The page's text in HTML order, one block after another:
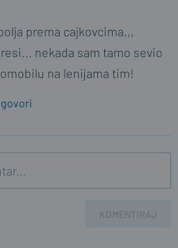
prema cajkovcima,,,
nekada sam tamo sevio
na lenijama tim!
KOMENTIRAJ